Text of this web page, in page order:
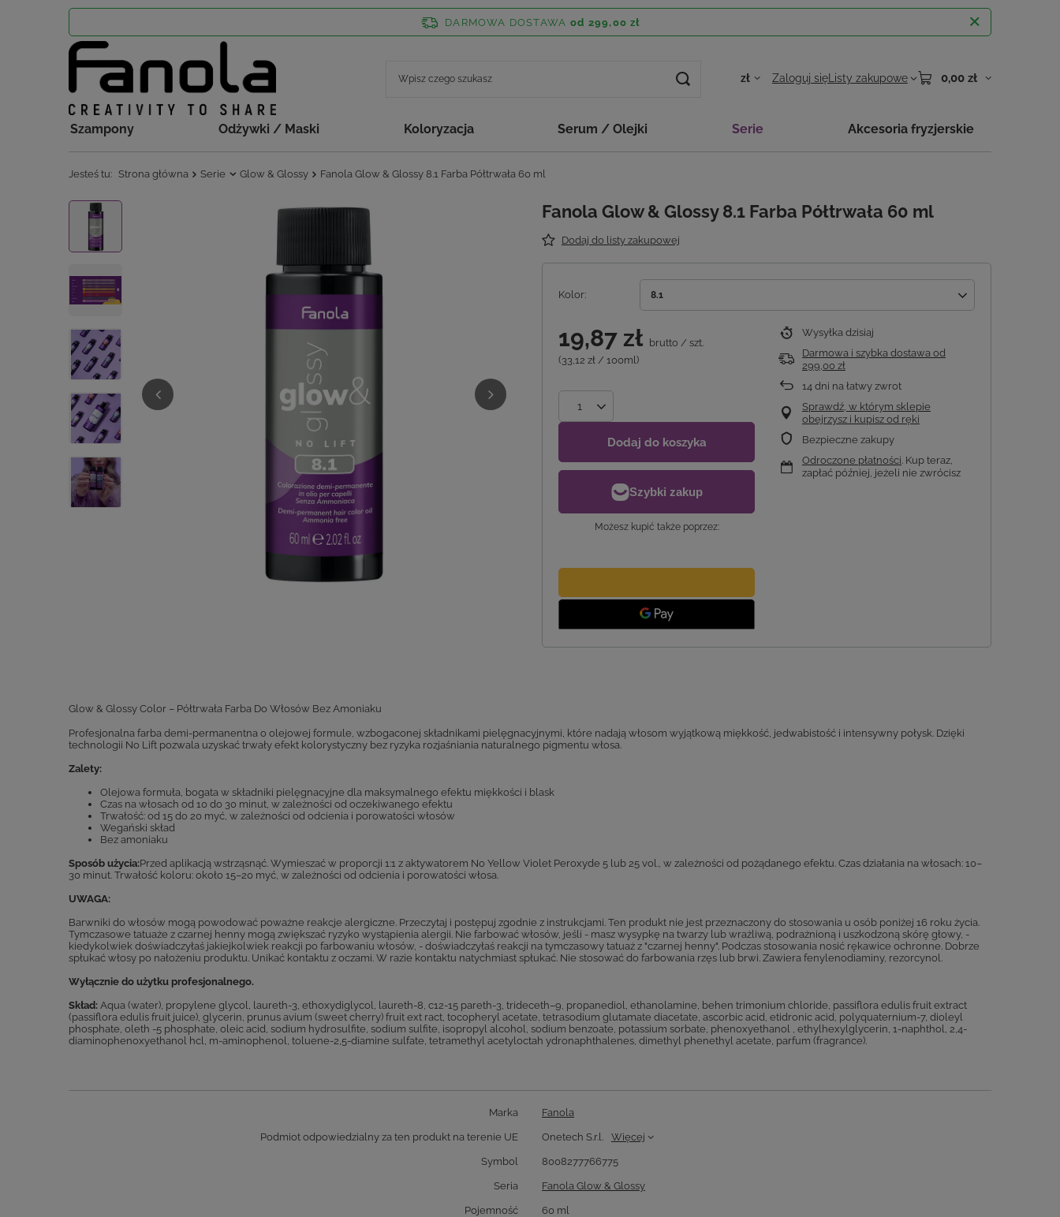
DARMOWA DOSTAWA od 299,00 zł
zł Zaloguj się Listy zakupowe 0,00 zł
Szampony Odżywki / Maski Koloryzacja Serum / Olejki Serie Akcesoria fryzjerskie
Jesteś tu: Strona główna Serie Glow & Glossy Fanola Glow & Glossy 8.1 Farba Półtrwała 60 ml
Fanola Glow & Glossy 8.1 Farba Półtrwała 60 ml
Dodaj do listy zakupowej
Kolor 8.1
19,87 zł brutto / szt.
(33,12 zł / 100ml)
Dodaj do koszyka
Możesz kupić także poprzez:
Wysyłka dzisiaj
Darmowa i szybka dostawa od
299,00 zł
14 dni na łatwy zwrot
Sprawdź, w którym sklepie
obejrzysz i kupisz od ręki
Bezpieczne zakupy
Odroczone płatności. Kup teraz,
zapłać później, jeżeli nie zwrócisz
Glow & Glossy Color – Półtrwała Farba Do Włosów Bez Amoniaku
Profesjonalna farba demi-permanentna o olejowej formule, wzbogaconej składnikami pielęgnacyjnymi, które nadają włosom wyjątkową miękkość, jedwabistość i intensywny połysk. Dzięki
technologii No Lift pozwala uzyskać trwały efekt kolorystyczny bez ryzyka rozjaśniania naturalnego pigmentu włosa.
Zalety:
Olejowa formuła, bogata w składniki pielęgnacyjne dla maksymalnego efektu miękkości i blask
Czas na włosach od 10 do 30 minut, w zależności od oczekiwanego efektu
Trwałość: od 15 do 20 myć, w zależności od odcienia i porowatości włosów
Wegański skład
Bez amoniaku
Sposób użycia:Przed aplikacją wstrząsnąć. Wymieszać w proporcji 1:1 z aktywatorem No Yellow Violet Peroxyde 5 lub 25 vol., w zależności od pożądanego efektu. Czas działania na włosach: 10–
30 minut. Trwałość koloru: około 15–20 myć, w zależności od odcienia i porowatości włosa.
UWAGA:
Barwniki do włosów mogą powodować poważne reakcje alergiczne. Przeczytaj i postępuj zgodnie z instrukcjami. Ten produkt nie jest przeznaczony do stosowania u osób poniżej 16 roku życia.
Tymczasowe tatuaże z czarnej henny mogą zwiększać ryzyko wystąpienia alergii. Nie farbować włosów, jeśli - masz wysypkę na twarzy lub wrażliwą, podrażnioną i uszkodzoną skórę głowy, -
kiedykolwiek doświadczyłaś jakiejkolwiek reakcji po farbowaniu włosów, - doświadczyłaś reakcji na tymczasowy tatuaż z "czarnej henny". Podczas stosowania nosić rękawice ochronne. Dobrze
spłukać włosy po nałożeniu produktu. Unikać kontaktu z oczami. W razie kontaktu natychmiast spłukać. Nie stosować do farbowania rzęs lub brwi. Zawiera fenylenodiaminy, rezorcynol.
Wyłącznie do użytku profesjonalnego.
Skład: Aqua (water), propylene glycol, laureth-3, ethoxydiglycol, laureth-8, c12-15 pareth-3, trideceth–9, propanediol, ethanolamine, behen trimonium chloride, passiflora edulis fruit extract
(passiflora edulis fruit juice), glycerin, prunus avium (sweet cherry) fruit ext ract, tocopheryl acetate, tetrasodium glutamate diacetate, ascorbic acid, etidronic acid, polyquaternium-7, dioleyl
phosphate, oleth -5 phosphate, oleic acid, sodium hydrosulfite, sodium sulfite, isopropyl alcohol, sodium benzoate, potassium sorbate, phenoxyethanol , ethylhexylglycerin, 1-naphthol, 2,4-
diaminophenoxyethanol hcl, m-aminophenol, toluene-2,5-diamine sulfate, tetramethyl acetyloctah ydronaphthalenes, dimethyl phenethyl acetate, parfum (fragrance).
Marka Fanola
Podmiot odpowiedzialny za ten produkt na terenie UE Onetech S.r.l. Więcej
Symbol 8008277766775
Seria Fanola Glow & Glossy
Pojemność 60 ml